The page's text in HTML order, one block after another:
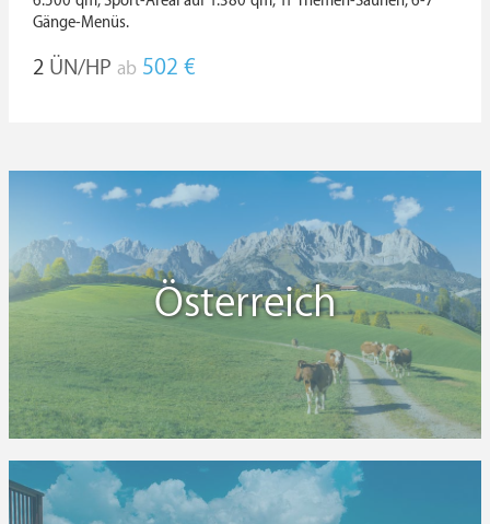
Gänge-Menüs.
2 ÜN/HP ab 502 €
Österreich